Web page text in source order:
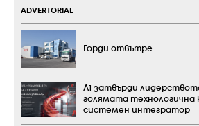
ADVERTORIAL
Горди отвътре
А1 затвърди
голямата технологична
системен интегратор